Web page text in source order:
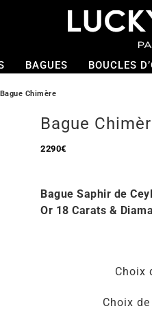
BAGUES BOUCLES
Bague Chimère
Bague
2290€
Bague Saphir de
Or 18 Carats &
Choix
Choix